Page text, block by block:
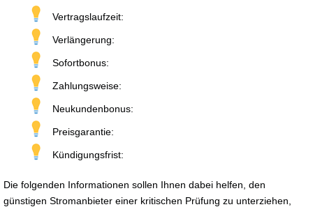
Vertragslaufzeit:
Verlängerung:
Sofortbonus:
Zahlungsweise:
Neukundenbonus:
Preisgarantie:
Kündigungsfrist:
Die folgenden Informationen sollen Ihnen dabei helfen, den
günstigen Stromanbieter einer kritischen Prüfung zu unterziehen,